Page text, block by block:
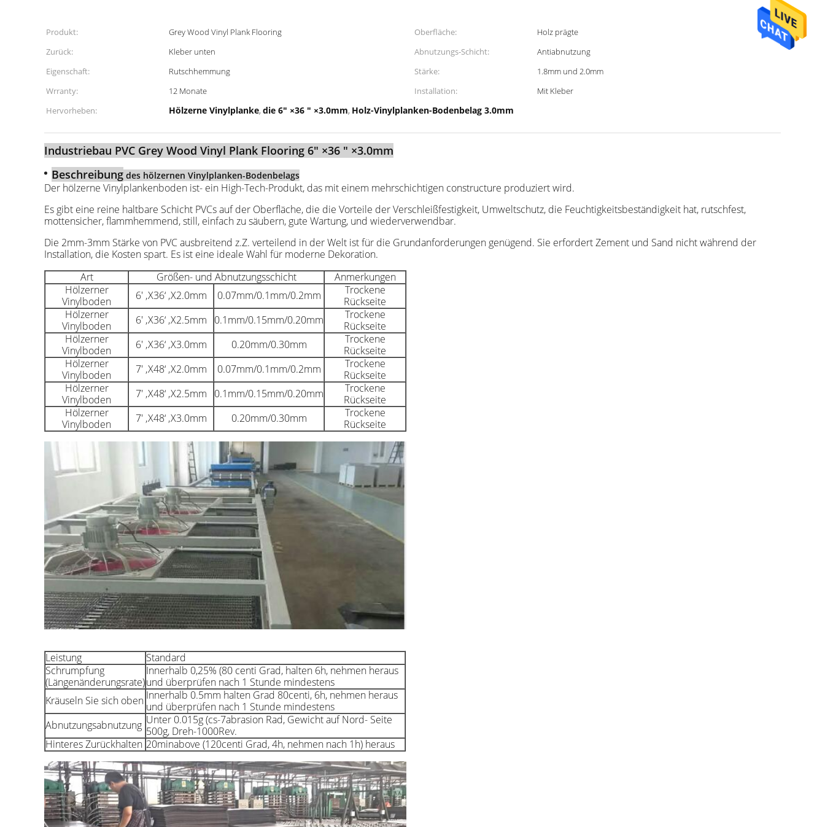
Produkt: Grey Wood Vinyl Plank Flooring Oberfläche:
Holz prägte
Zurück:
Kleber unten Abnutzungs-Schicht:
Antiabnutzung
Eigenschaft:
Rutschhemmung Stärke:
1.8mm und 2.0mm
Wrranty:
12 Monate Installation:
Mit Kleber
Hervorheben:
Hölzerne Vinylplanke, die 6" ×36 " ×3.0mm, Holz-Vinylplanken-Bodenbelag 3.0mm
Industriebau PVC Grey Wood Vinyl Plank Flooring 6" ×36 " ×3.0mm
Beschreibung des hölzernen Vinylplanken-Bodenbelags
Der hölzerne Vinylplankenboden ist- ein High-Tech-Produkt, das mit einem mehrschichtigen constructure produziert wird.
Es gibt eine reine haltbare Schicht PVCs auf der Oberfläche, die die Vorteile der Verschleißfestigkeit, Umweltschutz, die Feuchtigkeitsbeständigkeit hat, rutschfest,
mottensicher, flammhemmend, still, einfach zu säubern, gute Wartung, und wiederverwendbar.
Die 2mm-3mm Stärke von PVC ausbreitend z.Z. verteilend in der Welt ist für die Grundanforderungen genügend. Sie erfordert Zement und Sand nicht während der
Installation, die Kosten spart. Es ist eine ideale Wahl für moderne Dekoration.
Art
Größen- und Abnutzungsschicht
Anmerkungen
Hölzerner
Vinylboden
6' ‚X36‘ ‚X2.0mm 0.07mm/0.1mm/0.2mm
Trockene
Rückseite
Hölzerner
Vinylboden
6' ‚X36‘ ‚X2.5mm 0.1mm/0.15mm/0.20mm
Trockene
Rückseite
Hölzerner
Vinylboden
6' ‚X36‘ ‚X3.0mm 0.20mm/0.30mm
Trockene
Rückseite
Hölzerner
Vinylboden
7' ‚X48‘ ‚X2.0mm 0.07mm/0.1mm/0.2mm
Trockene
Rückseite
Hölzerner
Vinylboden
7' ‚X48‘ ‚X2.5mm 0.1mm/0.15mm/0.20mm
Trockene
Rückseite
Hölzerner
Vinylboden
7' ‚X48‘ ‚X3.0mm 0.20mm/0.30mm
Trockene
Rückseite
Leistung
Standard
Schrumpfung
(Längenänderungsrate)
Innerhalb 0,25% (80 centi Grad, halten 6h, nehmen heraus
und überprüfen nach 1 Stunde mindestens
Kräuseln Sie sich oben Innerhalb 0.5mm halten Grad 80centi, 6h, nehmen heraus
und überprüfen nach 1 Stunde mindestens
Abnutzungsabnutzung Unter 0.015g (cs-7abrasion Rad, Gewicht auf Nord- Seite
500g, Dreh-1000Rev.
Hinteres Zurückhalten 20minabove (120centi Grad, 4h, nehmen nach 1h) heraus